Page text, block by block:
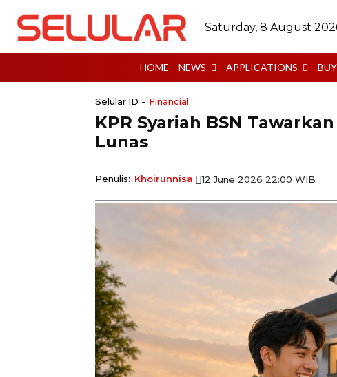
Saturday, 8 August
HOME NEWS APPLICATIONS
Selular.ID - Financial
KPR Syariah BSN
Lunas
Penulis: Khoirunnisa 12 June 2026 22:00 WIB